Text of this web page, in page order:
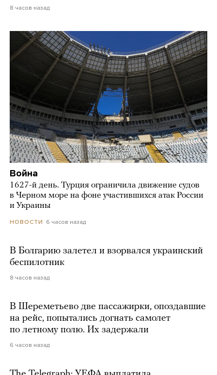
8 часов назад
Война
1627-й день. Турция ограничила движение судов
в Черном море на фоне участившихся атак России
и Украины
НОВОСТИ 6 часов назад
В Болгарию залетел и взорвался украинский
беспилотник
8 часов назад
В Шереметьево две пассажирки, опоздавшие
на рейс, попытались догнать самолет
по летному полю. Их задержали
6 часов назад